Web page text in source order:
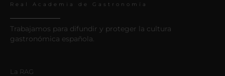
Real Academia de Gastronomía
Trabajamos para difundir y proteger la cultura
gastronómica española.
La RAG